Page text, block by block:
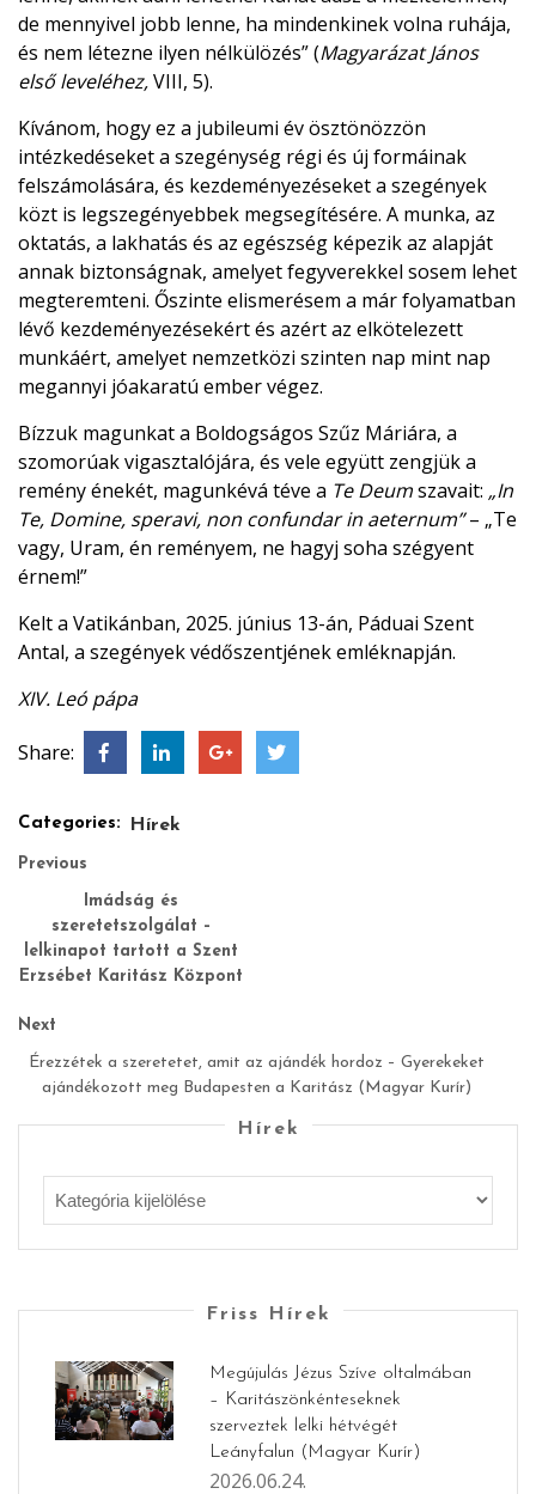
de mennyivel jobb lenne, ha mindenkinek volna ruhája,
és nem létezne ilyen nélkülözés” (Magyarázat János
első leveléhez,VIII, 5).
Kívánom, hogy ez a jubileumi év ösztönözzön
intézkedéseket a szegénység régi és új formáinak
felszámolására, és kezdeményezéseket a szegények
közt is legszegényebbek megsegítésére. A munka, az
oktatás, a lakhatás és az egészség képezik az alapját
annak biztonságnak, amelyet fegyverekkel sosem lehet
megteremteni. Őszinte elismerésem a már folyamatban
lévő kezdeményezésekért és azért az elkötelezett
munkáért, amelyet nemzetközi szinten nap mint nap
megannyi jóakaratú ember végez.
Bízzuk magunkat a Boldogságos Szűz Máriára, a
szomorúak vigasztalójára, és vele együtt zengjük a
remény énekét, magunkévá téve a Te Deumszavait: „In
Te, Domine, speravi, non confundar in aeternum”– „Te
vagy, Uram, én reményem, ne hagyj soha szégyent
érnem!”
Kelt a Vatikánban, 2025. június 13-án, Páduai Szent
Antal, a szegények védőszentjének emléknapján.
XIV. Leó pápa
Share:
Categories: Hírek
Previous
Imádság és
szeretetszolgálat –
lelkinapot tartott a Szent
Erzsébet Karitász Központ
Next
Érezzétek a szeretetet, amit az ajándék hordoz – Gyerekeket
ajándékozott meg Budapesten a Karitász (Magyar Kurír)
Hírek
Friss Hírek
Megújulás Jézus Szíve oltalmában
– Karitászönkénteseknek
szerveztek lelki hétvégét
Leányfalun (Magyar Kurír)
2026.06.24.